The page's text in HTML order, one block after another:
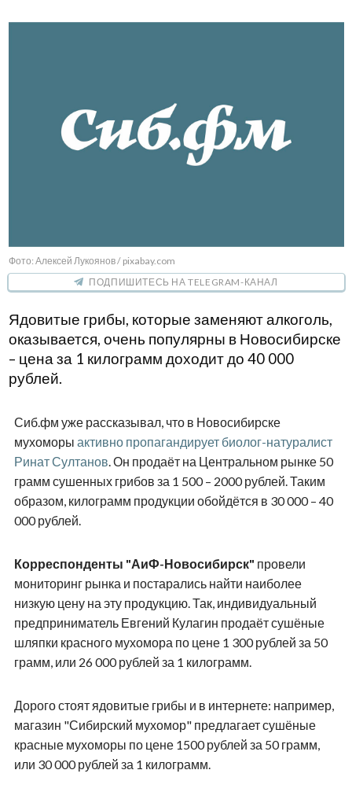
Фото: Алексей Лукоянов / pixabay.com
ПОДПИШИТЕСЬ НА TELEGRAM-КАНАЛ
Ядовитые грибы, которые заменяют алкоголь,
оказывается, очень популярны в Новосибирске
– цена за 1 килограмм доходит до 40 000
рублей.
Сиб.фм уже рассказывал, что в Новосибирске
мухоморы активно пропагандирует биолог-натуралист
Ринат Султанов. Он продаёт на Центральном рынке 50
грамм сушенных грибов за 1 500 – 2000 рублей. Таким
образом, килограмм продукции обойдётся в 30 000 – 40
000 рублей.
Корреспонденты "АиФ-Новосибирск" провели
мониторинг рынка и постарались найти наиболее
низкую цену на эту продукцию. Так, индивидуальный
предприниматель Евгений Кулагин продаёт сушёные
шляпки красного мухомора по цене 1 300 рублей за 50
грамм, или 26 000 рублей за 1 килограмм.
Дорого стоят ядовитые грибы и в интернете: например,
магазин "Сибирский мухомор" предлагает сушёные
красные мухоморы по цене 1500 рублей за 50 грамм,
или 30 000 рублей за 1 килограмм.